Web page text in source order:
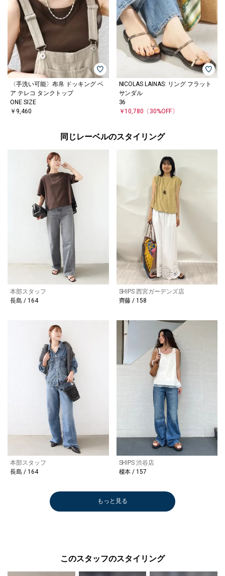
〈手洗い可能〉布帛 ドッキング ベ
ア テレコ タンクトップ
ONE SIZE
￥9,460
NICOLAS LAINAS: リング フラット
サンダル
36
￥10,780 〔30%OFF〕
同じレーベルのスタイリング
本部スタッフ
長島 / 164
SHIPS 西宮ガーデンズ店
齊藤 / 158
本部スタッフ
長島 / 164
SHIPS 渋谷店
榎本 / 157
もっと見る
このスタッフのスタイリング